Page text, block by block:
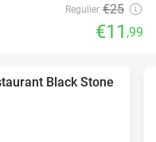
Regulier €25
€11 ,99
36%
Black Stone